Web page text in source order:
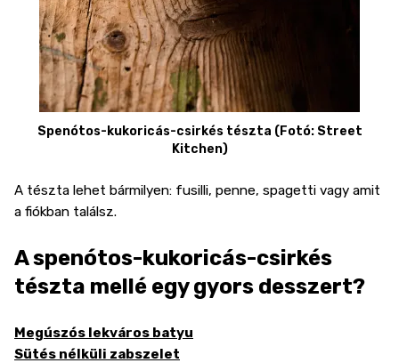
Spenótos-kukoricás-csirkés tészta (Fotó: Street
Kitchen)
A tészta lehet bármilyen: fusilli, penne, spagetti vagy amit
a fiókban találsz.
A spenótos-kukoricás-csirkés
tészta mellé egy gyors desszert?
Megúszós lekváros batyu
Sütés nélküli zabszelet